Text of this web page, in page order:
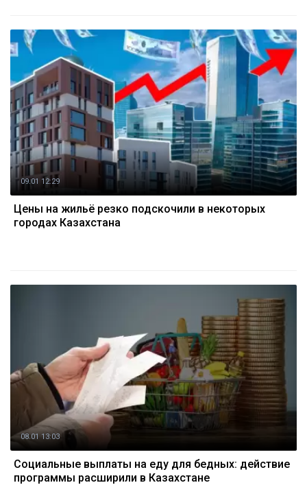
09.01 12:29
Цены на жильё резко подскочили в некоторых
городах Казахстана
08.01 13:03
Социальные выплаты на еду для бедных: действие
программы расширили в Казахстане